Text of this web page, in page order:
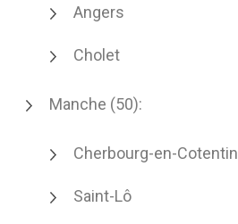
Angers
Cholet
Manche (50):
Cherbourg-en-Cotentin
Saint-Lô